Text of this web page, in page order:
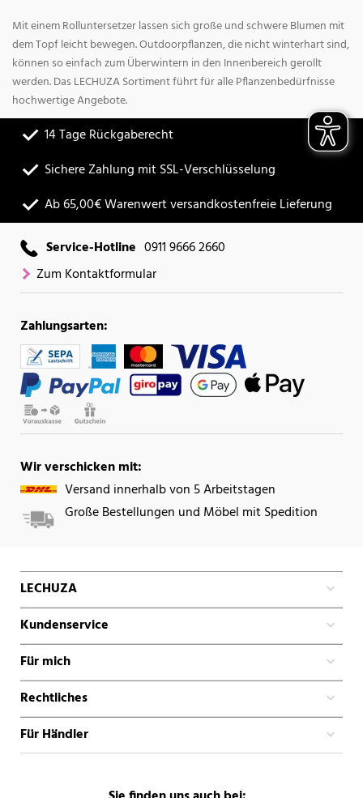
Mit einem Rolluntersetzer lassen sich große und schwere Blumen mit
dem Topf leicht bewegen. Outdoorpflanzen, die nicht winterhart sind,
können so einfach zum Überwintern in den Innenbereich gerollt
werden. Das LECHUZA Sortiment führt für alle Pflanzenbedürfnisse
hochwertige Angebote.
14 Tage Rückgaberecht
Sichere Zahlung mit SSL-Verschlüsselung
Ab 65,00€ Warenwert versandkostenfreie Lieferung
Service-Hotline 0911 9666 2660
Zum Kontaktformular
Zahlungsarten:
Wir verschicken mit:
Versand innerhalb von 5 Arbeitstagen
Große Bestellungen und Möbel mit Spedition
LECHUZA
Kundenservice
Für mich
Rechtliches
Für Händler